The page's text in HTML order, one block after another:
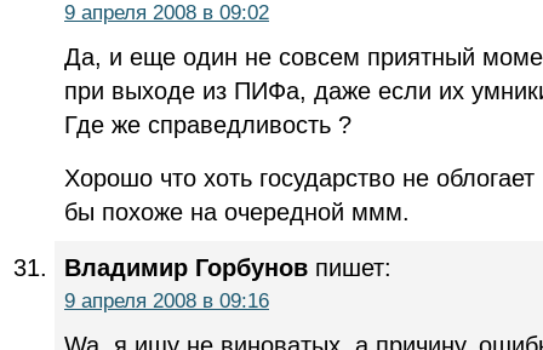
9 апреля 2008 в 09:02
Да, и еще один не совсем приятный
при выходе из ПИФа, даже если их
Где же справедливость ?
Хорошо что хоть государство не
бы похоже на очередной ммм.
Владимир Горбунов пишет:
9 апреля 2008 в 09:16